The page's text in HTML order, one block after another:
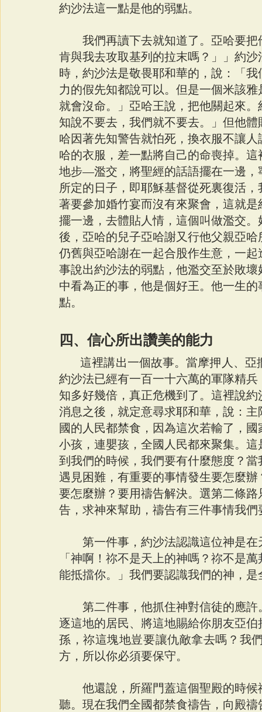
約沙法這一點是他的弱點。
我們再讀下去就知道了。亞哈要把
肯與我去攻取基列的拉末嗎？」」約
時，約沙法是敬畏耶和華的，說：「
力的假先知都說可以。但是一個米該
就會沒命。」亞哈王說，把他關起來
知說不要去，我們就不要去。」但他
哈因著先知警告就怕死，換衣服不讓
哈的衣服，差一點將自己的命喪掉。
地步—濫交，將聖經的話語擺在一邊
所定的日子，即耶穌基督從死裏復活
著要參加婚竹宴而沒有來聚會，這就
擺一邊，去體貼人情，這個叫做濫交
後，亞哈的兒子亞哈謝又行他父親亞
仍舊與亞哈謝在一起合股作生意，一
事說出約沙法的弱點，他濫交至於敗
中看為正的事，他是個好王。他一生
點。
四、信心所出讚美的能力
這裡講出一個故事。當摩押人、
約沙法已經有一百一十六萬的軍隊精
知多好幾倍，真正危機到了。這裡說
消息之後，就定意尋求耶和華，說：
國的人民都禁食，因為這次若輸了，
小孩，連嬰孩，全國人民都來聚集。
到我們的時候，我們要有什麼態度？
遇見困難，有重要的事情發生要怎麼
要怎麼辦？要用禱告解決。選第二條
告，求神來幫助，禱告有三件事情我
第一件事，約沙法認識這位神是在
「神啊！祢不是天上的神嗎？祢不是
能抵擋你。
」我們要認識我們的神，
第二件事，他抓住神對信徒的應許
逐這地的居民、將這地賜給你朋友亞
孫，祢這塊地豈要讓仇敵拿去嗎？我
方，所以你必須要保守。
他還說，所羅門蓋這個聖殿的時候
聽。現在我們全國都禁食禱告，向殿